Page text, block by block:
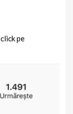
click pe